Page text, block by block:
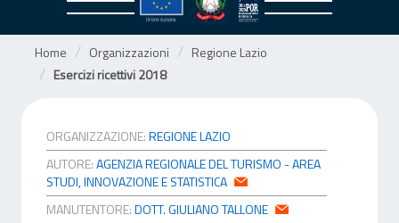
Home Organizzazioni
Regione Lazio
Esercizi ricettivi 2018
ORGANIZZAZIONE:REGIONE LAZIO
AUTORE:AGENZIA REGIONALE DEL TURISMO - AREA
STUDI, INNOVAZIONE E STATISTICA
MANUTENTORE:DOTT. GIULIANO TALLONE